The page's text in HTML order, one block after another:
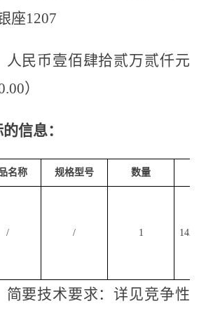
座1207
人民币壹佰肆拾贰万贰仟元
）
信息：
名称 规格型号 数量
/ / 1 142.2
简要技术要求：详见竞争性